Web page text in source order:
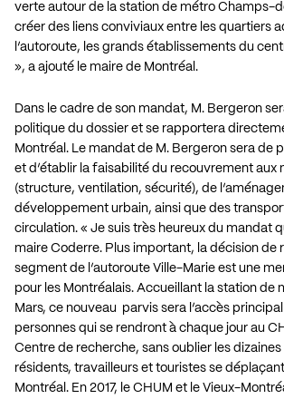
verte autour de la station de métro Champs-
créer des liens conviviaux entre les quartiers
l’autoroute, les grands établissements du
», a ajouté le maire de Montréal.
Dans le cadre de son mandat, M. Bergeron
politique du dossier et se rapportera
Montréal. Le mandat de M. Bergeron sera de
et d’établir la faisabilité du recouvrement aux
(structure, ventilation, sécurité), de
développement urbain, ainsi que des
circulation. « Je suis très heureux du mandat
maire Coderre. Plus important, la décision de
segment de l’autoroute Ville-Marie est une
pour les Montréalais. Accueillant la station
Mars, ce nouveau parvis sera l’accès
personnes qui se rendront à chaque jour au
Centre de recherche, sans oublier les
résidents, travailleurs et touristes se
Montréal. En 2017, le CHUM et le Vieux-